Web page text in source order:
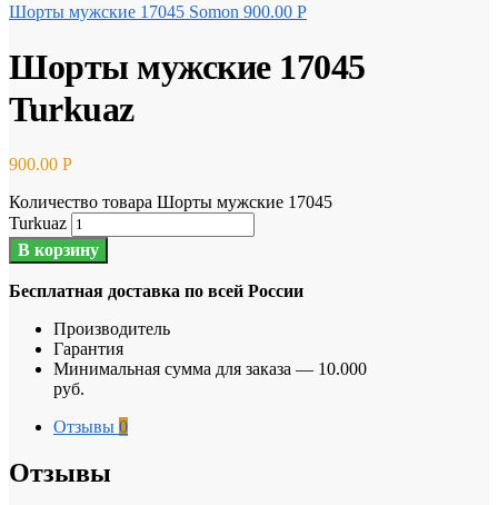
Шорты мужские 17045 Somon 900.00 Р
Шорты мужские 17045
Turkuaz
900.00 Р
Количество товара Шорты мужские 17045
Turkuaz
В корзину
Бесплатная доставка по всей России
Производитель
Гарантия
Минимальная сумма для заказа — 10.000
руб.
Отзывы 0
Отзывы